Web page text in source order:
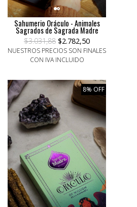
Sahumerio Oráculo - Animales
Sagrados de Sagrada Madre
$3.031,88 $2.782,50
NUESTROS PRECIOS SON FINALES
CON IVA INCLUIDO
8% OFF